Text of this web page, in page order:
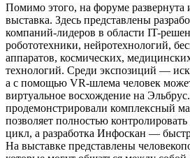
Помимо этого, на форуме развернута
выставка. Здесь представлены
компаний-лидеров в области IT-
робототехники, нейротехнологий,
аппаратов, космических,
технологий. Среди экспозиций —
а с помощью VR-шлема человек
виртуальное восхождение на
продемонстрировали комплексный
позволяет полностью
цикл, а разработка Инфоскан —
На выставке представлены